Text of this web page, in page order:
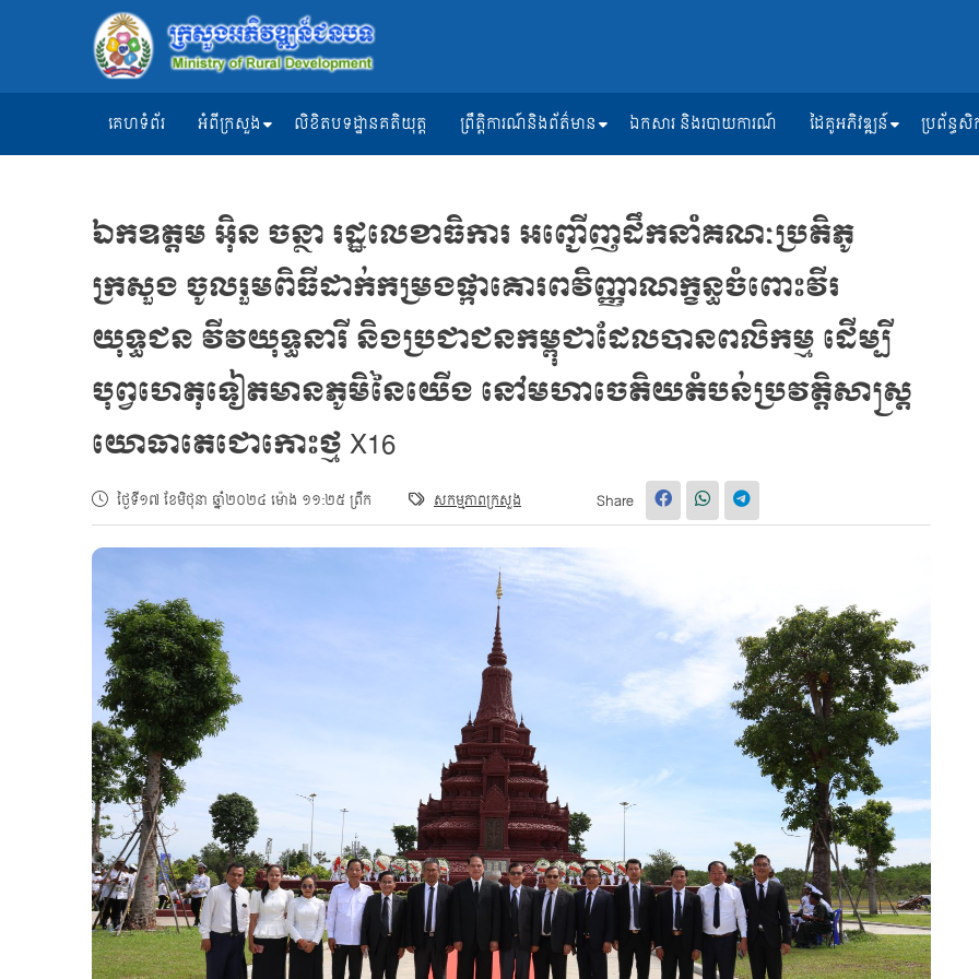
គេហទំព័រ អំពីក្រសួង លិខិតបទដ្ឋានគតិយុត្ត ព្រឹត្តិការណ៍និងព័ត៌មាន ឯកសារ និងរបាយការណ៍ ដៃគូអភិវឌ្ឍន៍ ប្រព័ន្ធ
ឯកឧត្តម អ៊ិន ចន្ថា រដ្ឋលេខាធិការ អញ្ជើញដឹកនាំគណៈប្រតិភូ
ក្រសួង ចូលរួមពិធីដាក់កម្រងផ្កាគោរពវិញ្ញាណក្ខន្ធចំពោះវីរ
យុទ្ធជន វីវយុទ្ធនារី និងប្រជាជនកម្ពុជាដែលបានពលិកម្ម ដើម្បី
បុព្វហេតុទៀតមានភូមិនៃយើង នៅមហាចេតិយតំបន់ប្រវត្តិសាស្ត្រ
យោធាតេជោកោះថ្ម X16
ថ្ងៃទី១៧ ខែមិថុនា ឆ្នាំ២០២៤ ម៉ោង ១១:២៥ ព្រឹក សកម្មភាពក្រសួង Share